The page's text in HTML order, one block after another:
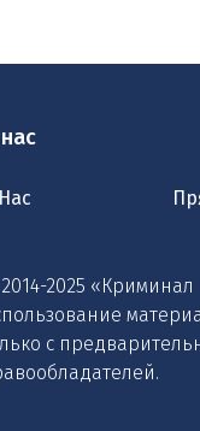
2025 «Криминал
с